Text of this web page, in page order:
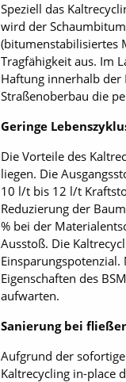
Speziell das
wird der
(bitumenstabilisiertes
Tragfähigkeit aus. Im
Haftung innerhalb der
Straßenoberbau die
Geringe
Die Vorteile des
liegen. Die
10 l/t bis 12 l/t
Reduzierung der
% bei der
Ausstoß. Die
Eigenschaften des
aufwarten.
Sanierung bei
Aufgrund der
Kaltrecycling in-place